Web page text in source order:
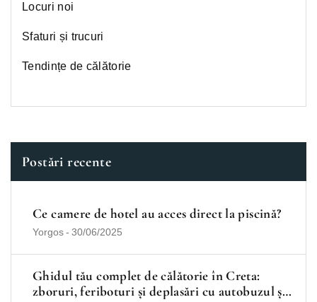
Locuri noi
Sfaturi și trucuri
Tendințe de călătorie
Postări recente
Ce camere de hotel au acces direct la piscină?
Yorgos- 30/06/2025
Ghidul tău complet de călătorie în Creta:
zboruri, feriboturi și deplasări cu autobuzul și